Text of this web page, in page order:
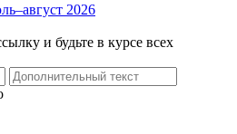
2026
и будьте в курсе всех